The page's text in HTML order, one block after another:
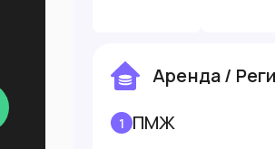
Аренда /
1 ПМЖ